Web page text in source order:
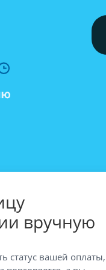
вручную
статус вашей оплаты,